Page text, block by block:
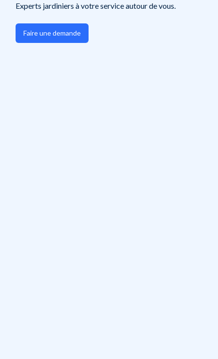
Experts jardiniers à votre service autour de vous.
Faire une demande